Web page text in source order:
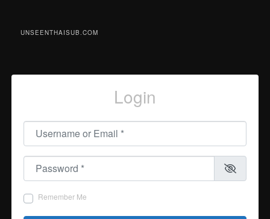
UNSEENTHAISUB.COM
Login
Username or Email
Password
Remember Me